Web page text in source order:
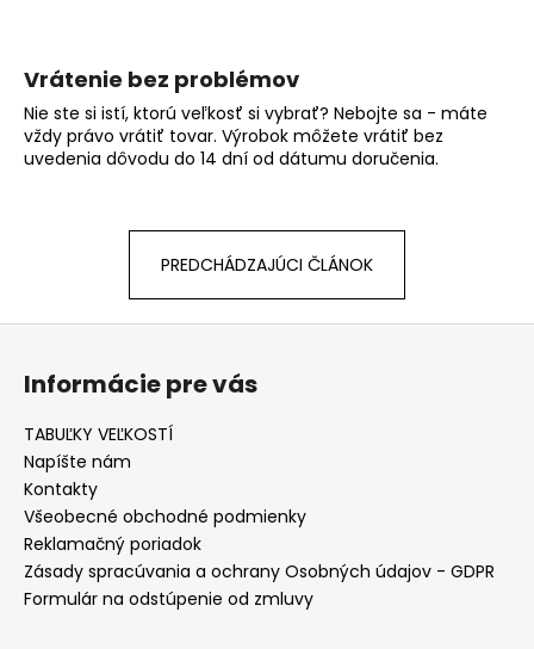
Vrátenie bez problémov
Nie ste si istí, ktorú veľkosť si vybrať? Nebojte sa - máte
vždy právo vrátiť tovar. Výrobok môžete vrátiť bez
uvedenia dôvodu do 14 dní od dátumu doručenia.
PREDCHÁDZAJÚCI ČLÁNOK
Informácie pre vás
TABUĽKY VEĽKOSTÍ
Napíšte nám
Kontakty
Všeobecné obchodné podmienky
Reklamačný poriadok
Zásady spracúvania a ochrany Osobných údajov - GDPR
Formulár na odstúpenie od zmluvy